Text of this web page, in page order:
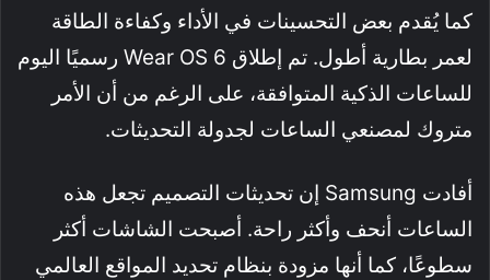
كما يُقدم بعض التحسينات في الأداء وكفاءة الطاقة
لعمر بطارية أطول. تم إطلاق Wear OS 6 رسميًا اليوم
للساعات الذكية المتوافقة، على الرغم من أن الأمر
متروك لمصنعي الساعات لجدولة التحديثات.
أفادت Samsung إن تحديثات التصميم تجعل هذه
الساعات أنحف وأكثر راحة. أصبحت الشاشات أكثر
سطوعًا، كما أنها مزودة بنظام تحديد المواقع العالمي